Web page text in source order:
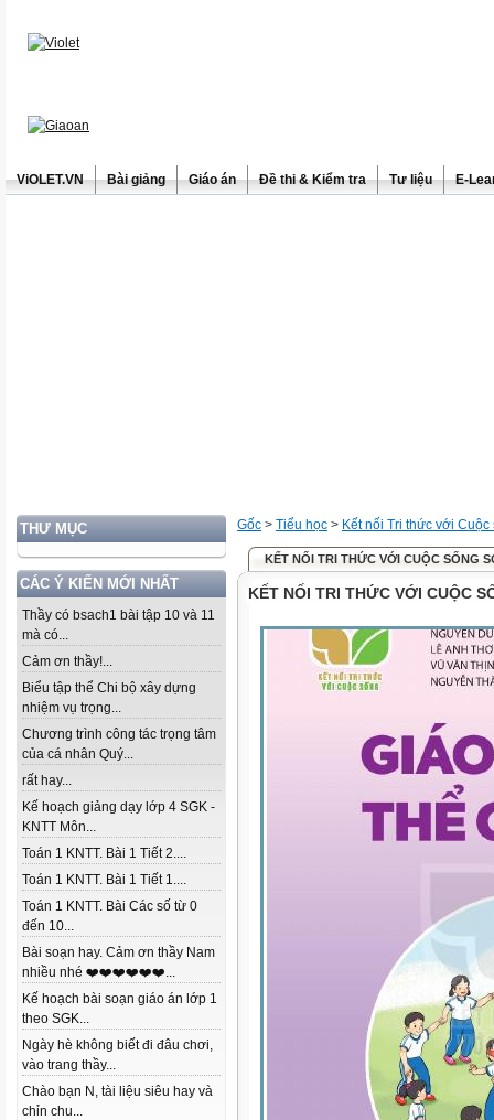
ViOLET.VN Bài giảng Giáo án Đề thi & Kiểm tra Tư liệu E-
THƯ MỤC
CÁC Ý KIẾN MỚI NHẤT
Thầy có bsach1 bài tập 10 và 11
mà có...
Cảm ơn thầy!...
Biểu tập thể Chi bộ xây dựng
nhiệm vụ trọng...
Chương trình công tác trọng tâm
của cá nhân Quý...
rất hay...
Kế hoạch giảng dạy lớp 4 SGK -
KNTT Môn...
Toán 1 KNTT. Bài 1 Tiết 2....
Toán 1 KNTT. Bài 1 Tiết 1....
Toán 1 KNTT. Bài Các số từ 0
đến 10...
Bài soạn hay. Cảm ơn thầy Nam
nhiều nhé ❤️❤️❤️❤️❤️❤️...
Kế hoạch bài soạn giáo án lớp 1
theo SGK...
Ngày hè không biết đi đâu chơi,
vào trang thầy...
Chào bạn N, tài liệu siêu hay và
chỉn chu...
Gốc > Tiểu học > Kết nối Tri thức với Cuộc
KẾT NỐI TRI THỨC VỚI CUỘC SỐNG
KẾT NỐI TRI THỨC VỚI CUỘC